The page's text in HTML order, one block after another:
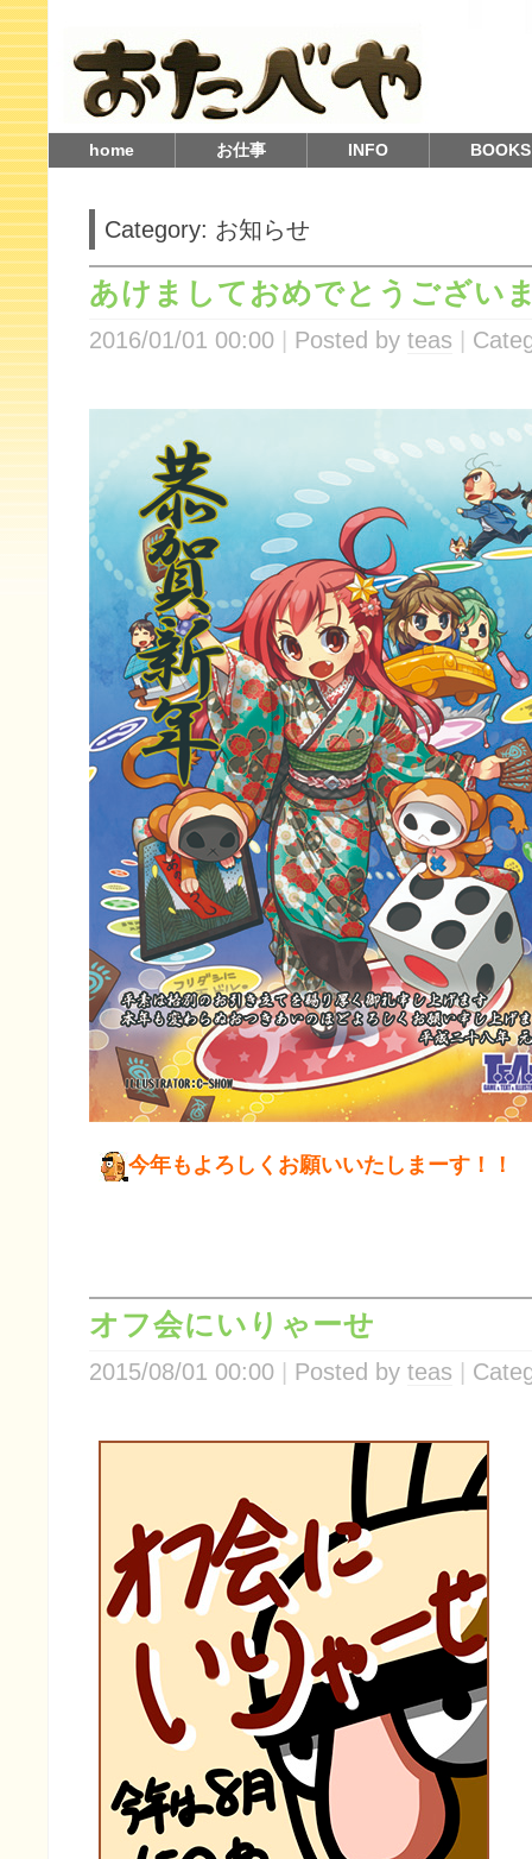
home お仕事 INFO BOOKS
Category: お知らせ
あけましておめでとうござい
2016/01/01 00:00 Posted by teas
今年もよろしくお願いいたしまーす！！
オフ会にいりゃーせ
2015/08/01 00:00 Posted by teas